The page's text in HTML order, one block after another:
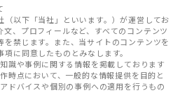
（以下「当社」といいます。）が運営してお
、プロフィールなど、すべてのコンテンツ
を禁じます。また、当サイトのコンテンツを
に同意したものとみなします。
識や事例に関する情報を掲載しております
時点において、一般的な情報提供を目的と
ドバイスや個別の事例への適用を行うもの